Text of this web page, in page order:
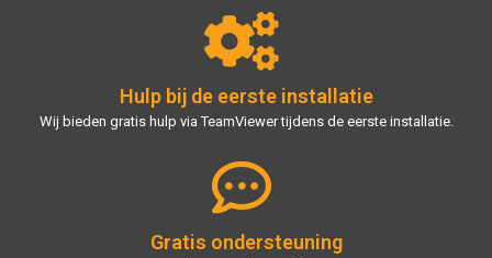
Hulp bij de eerste installatie
Wij bieden gratis hulp via TeamViewer tijdens de eerste installatie.
Gratis ondersteuning